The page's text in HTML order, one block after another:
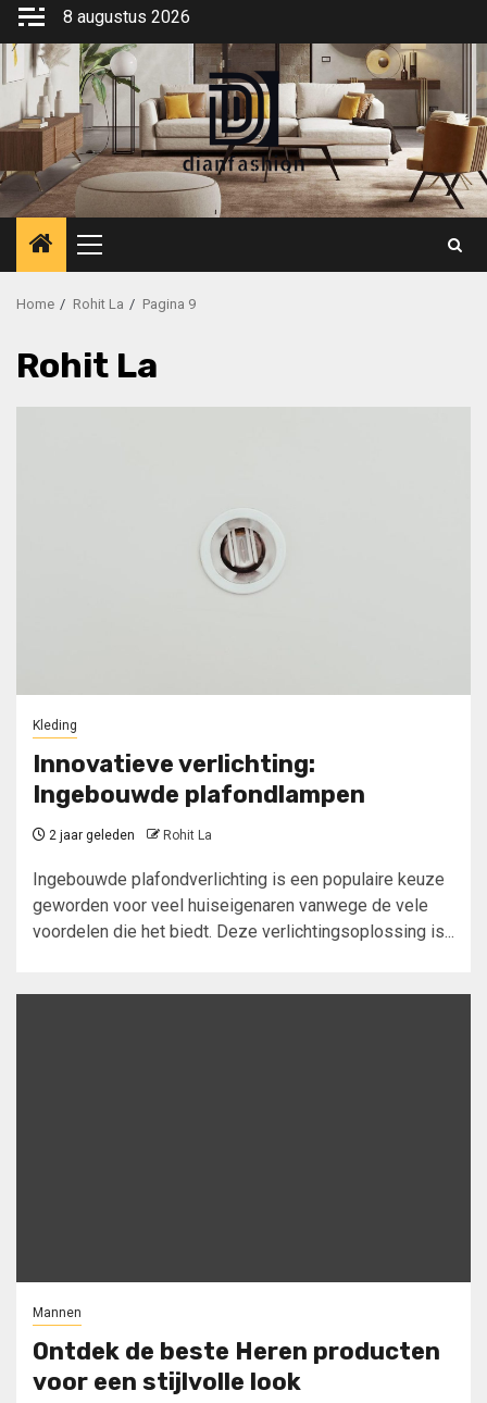
de
inhoud
8 augustus 2026
Primair
menu
Home Rohit La Pagina 9
Rohit La
Kleding
Innovatieve verlichting:
Ingebouwde plafondlampen
2 jaar geleden Rohit La
Ingebouwde plafondverlichting is een populaire keuze
geworden voor veel huiseigenaren vanwege de vele
voordelen die het biedt. Deze verlichtingsoplossing is...
Mannen
Ontdek de beste Heren producten
voor een stijlvolle look